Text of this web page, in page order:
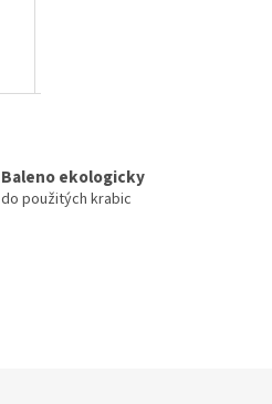
Baleno ekologicky
do použitých krabic